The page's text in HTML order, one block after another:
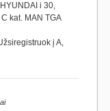
i 30,
kat. MAN TGA
į A,